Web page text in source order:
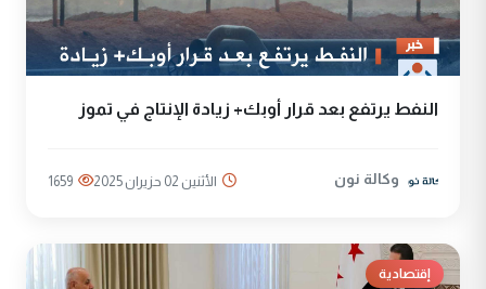
النفط يرتفع بعد قرار أوبك+ زيادة الإنتاج في تموز
وكالة نون الأثنين 02 حزيران 2025 1659
إقتصادية